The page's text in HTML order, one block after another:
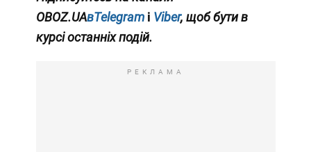
OBOZ.UAвTelegramі Viber, щоб бути в
курсі останніх подій.
РЕКЛАМА